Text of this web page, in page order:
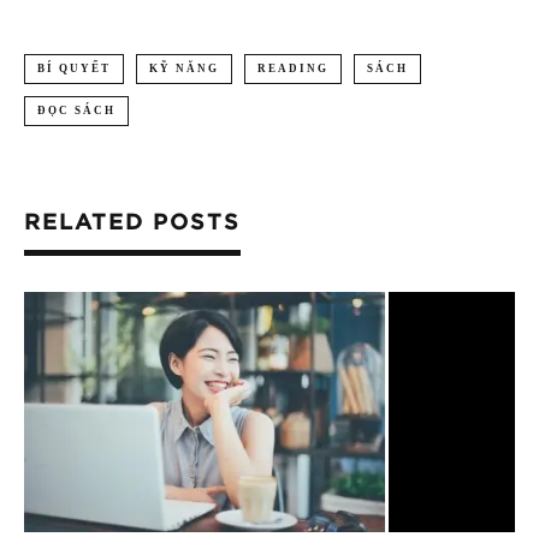
BÍ QUYẾT KỸ NĂNG READING SÁCH
ĐỌC SÁCH
RELATED POSTS